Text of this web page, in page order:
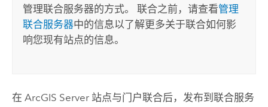
管理联合服务器的方式。 联合之前，请查看管理
联合服务器中的信息以了解更多关于联合如何影
响您现有站点的信息。
在 ArcGIS Server站点与门户联合后，发布到联合服务